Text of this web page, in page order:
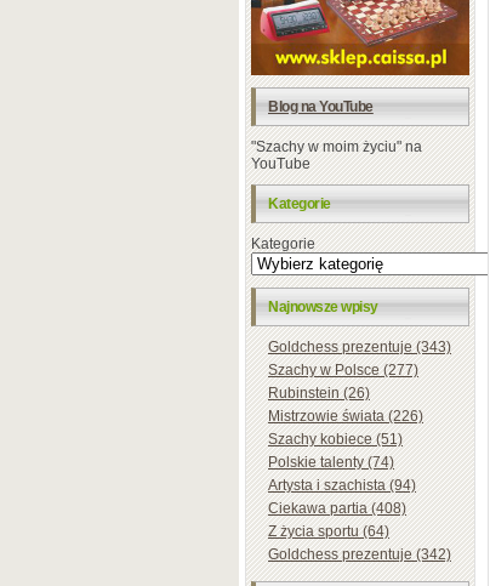
Blog na YouTube
"Szachy w moim życiu" na
YouTube
Kategorie
Kategorie
Najnowsze wpisy
Goldchess prezentuje (343)
Szachy w Polsce (277)
Rubinstein (26)
Mistrzowie świata (226)
Szachy kobiece (51)
Polskie talenty (74)
Artysta i szachista (94)
Ciekawa partia (408)
Z życia sportu (64)
Goldchess prezentuje (342)